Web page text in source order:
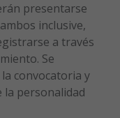
presentarse
inclusive,
a través
Se
convocatoria y
la personalidad